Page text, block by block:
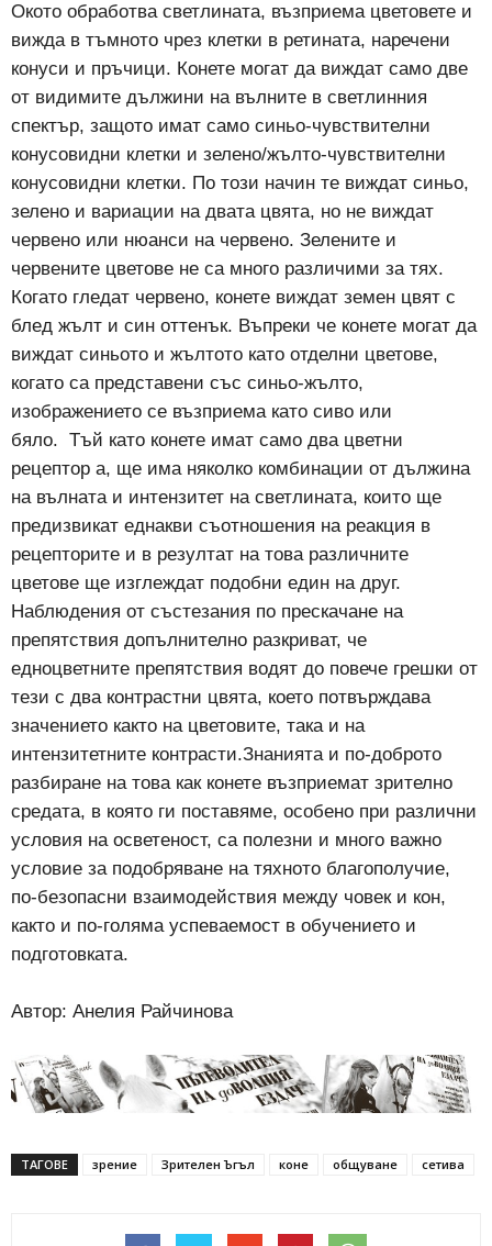
Окото обработва светлината, възприема цветовете и
вижда в тъмното чрез клетки в ретината, наречени
конуси и пръчици. Конете могат да виждат само две
от видимите дължини на вълните в светлинния
спектър, защото имат само синьо-чувствителни
конусовидни клетки и зелено/жълто-чувствителни
конусовидни клетки. По този начин те виждат синьо,
зелено и вариации на двата цвята, но не виждат
червено или нюанси на червено. Зелените и
червените цветове не са много различими за тях.
Когато гледат червено, конете виждат земен цвят с
блед жълт и син оттенък. Въпреки че конете могат да
виждат синьото и жълтото като отделни цветове,
когато са представени със синьо-жълто,
изображението се възприема като сиво или
бяло. Тъй като конете имат само два цветни
рецептор а, ще има няколко комбинации от дължина
на вълната и интензитет на светлината, които ще
предизвикат еднакви съотношения на реакция в
рецепторите и в резултат на това различните
цветове ще изглеждат подобни един на друг.
Наблюдения от състезания по прескачане на
препятствия допълнително разкриват, че
едноцветните препятствия водят до повече грешки от
тези с два контрастни цвята, което потвърждава
значението както на цветовите, така и на
интензитетните контрасти.Знанията и по-доброто
разбиране на това как конете възприемат зрително
средата, в която ги поставяме, особено при различни
условия на осветеност, са полезни и много важно
условие за подобряване на тяхното благополучие,
по-безопасни взаимодействия между човек и кон,
както и по-голяма успеваемост в обучението и
подготовката.
Автор: Анелия Райчинова
ТАГОВЕ зрение Зрителен Ъгъл коне общуване сетива